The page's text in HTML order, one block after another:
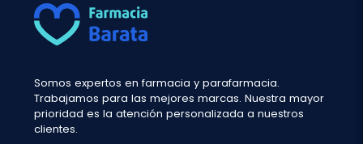
Somos expertos en farmacia y parafarmacia.
Trabajamos para las mejores marcas. Nuestra mayor
prioridad es la atención personalizada a nuestros
clientes.